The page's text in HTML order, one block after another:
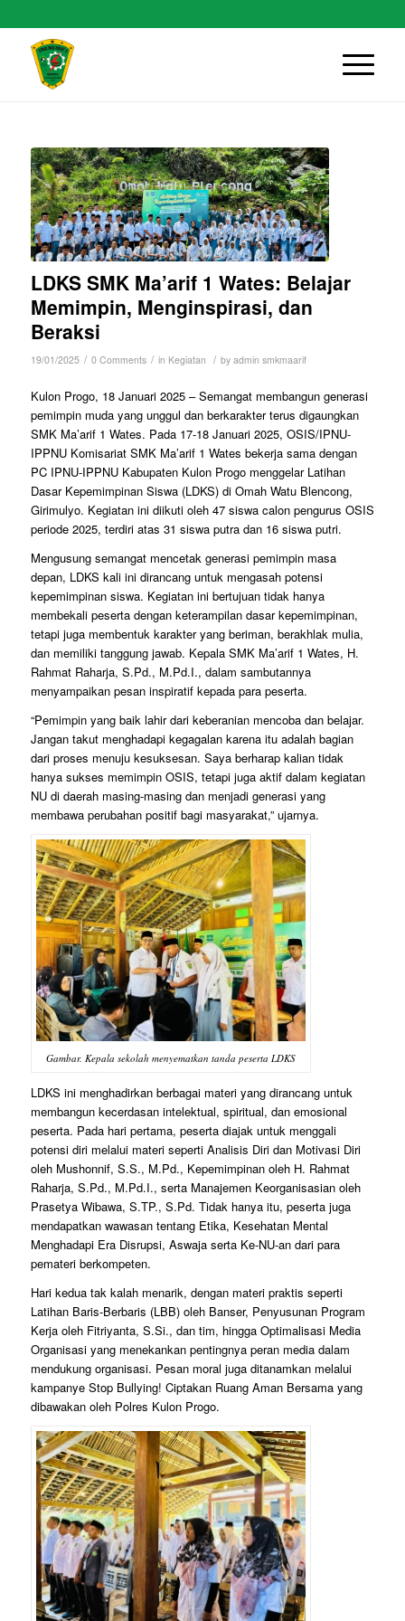
LDKS SMK Ma’arif 1 Wates: Belajar
Memimpin, Menginspirasi, dan
Beraksi
19/01/2025 / 0 Comments / in Kegiatan / by admin smkmaarif
Kulon Progo, 18 Januari 2025 – Semangat membangun generasi
pemimpin muda yang unggul dan berkarakter terus digaungkan
SMK Ma’arif 1 Wates. Pada 17-18 Januari 2025, OSIS/IPNU-
IPPNU Komisariat SMK Ma’arif 1 Wates bekerja sama dengan
PC IPNU-IPPNU Kabupaten Kulon Progo menggelar Latihan
Dasar Kepemimpinan Siswa (LDKS) di Omah Watu Blencong,
Girimulyo. Kegiatan ini diikuti oleh 47 siswa calon pengurus OSIS
periode 2025, terdiri atas 31 siswa putra dan 16 siswa putri.
Mengusung semangat mencetak generasi pemimpin masa
depan, LDKS kali ini dirancang untuk mengasah potensi
kepemimpinan siswa. Kegiatan ini bertujuan tidak hanya
membekali peserta dengan keterampilan dasar kepemimpinan,
tetapi juga membentuk karakter yang beriman, berakhlak mulia,
dan memiliki tanggung jawab. Kepala SMK Ma’arif 1 Wates, H.
Rahmat Raharja, S.Pd., M.Pd.I., dalam sambutannya
menyampaikan pesan inspiratif kepada para peserta.
“Pemimpin yang baik lahir dari keberanian mencoba dan belajar.
Jangan takut menghadapi kegagalan karena itu adalah bagian
dari proses menuju kesuksesan. Saya berharap kalian tidak
hanya sukses memimpin OSIS, tetapi juga aktif dalam kegiatan
NU di daerah masing-masing dan menjadi generasi yang
membawa perubahan positif bagi masyarakat,” ujarnya.
Gambar. Kepala sekolah menyematkan tanda peserta LDKS
LDKS ini menghadirkan berbagai materi yang dirancang untuk
membangun kecerdasan intelektual, spiritual, dan emosional
peserta. Pada hari pertama, peserta diajak untuk menggali
potensi diri melalui materi seperti Analisis Diri dan Motivasi Diri
oleh Mushonnif, S.S., M.Pd., Kepemimpinan oleh H. Rahmat
Raharja, S.Pd., M.Pd.I., serta Manajemen Keorganisasian oleh
Prasetya Wibawa, S.TP., S.Pd. Tidak hanya itu, peserta juga
mendapatkan wawasan tentang Etika, Kesehatan Mental
Menghadapi Era Disrupsi, Aswaja serta Ke-NU-an dari para
pemateri berkompeten.
Hari kedua tak kalah menarik, dengan materi praktis seperti
Latihan Baris-Berbaris (LBB) oleh Banser, Penyusunan Program
Kerja oleh Fitriyanta, S.Si., dan tim, hingga Optimalisasi Media
Organisasi yang menekankan pentingnya peran media dalam
mendukung organisasi. Pesan moral juga ditanamkan melalui
kampanye Stop Bullying! Ciptakan Ruang Aman Bersama yang
dibawakan oleh Polres Kulon Progo.